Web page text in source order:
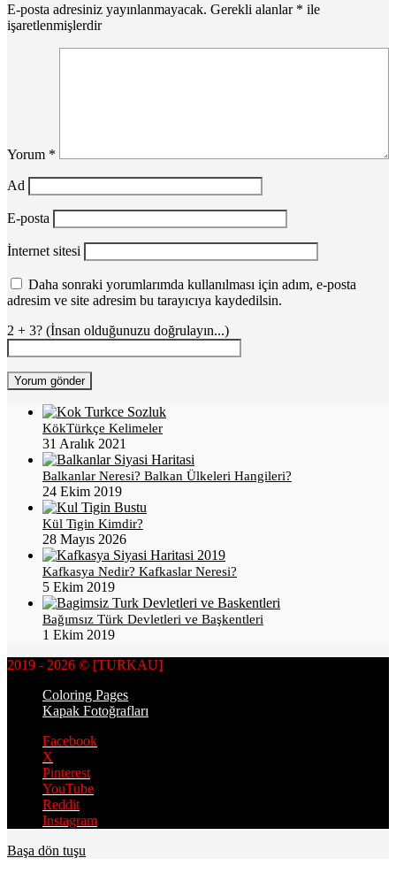
E-posta adresiniz yayınlanmayacak. Gerekli alanlar * ile
işaretlenmişlerdir
Yorum *
Ad
E-posta
İnternet sitesi
Daha sonraki yorumlarımda kullanılması için adım, e-posta
adresim ve site adresim bu tarayıcıya kaydedilsin.
2 + 3? (İnsan olduğunuzu doğrulayın...)
KökTürkçe Kelimeler
31 Aralık 2021
Balkanlar Neresi? Balkan Ülkeleri Hangileri?
24 Ekim 2019
Kül Tigin Kimdir?
28 Mayıs 2026
Kafkasya Nedir? Kafkaslar Neresi?
5 Ekim 2019
Bağımsız Türk Devletleri ve Başkentleri
1 Ekim 2019
2019 - 2026 © [TURKAU]
Coloring Pages
Kapak Fotoğrafları
Facebook
X
Pinterest
YouTube
Reddit
Instagram
Başa dön tuşu